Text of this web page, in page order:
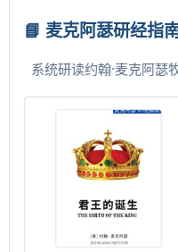
📘 麦克阿瑟研经指
系统研读约翰·麦克阿瑟